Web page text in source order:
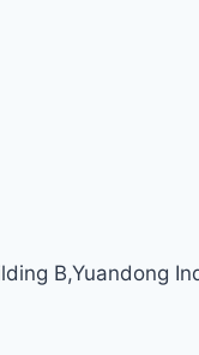
B,Yuandong